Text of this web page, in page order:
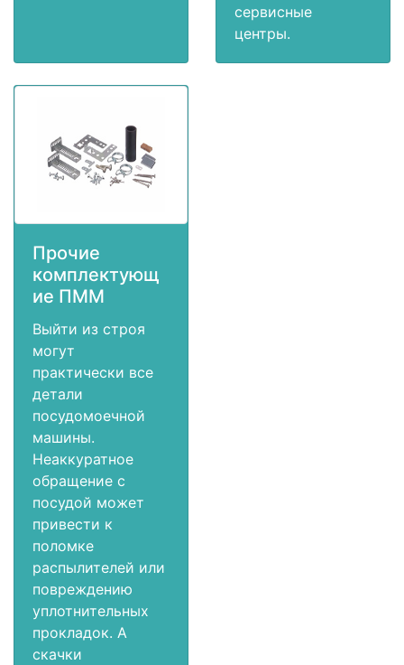
сервисные
центры.
Прочие
комплектующ
ие ПММ
Выйти из строя
могут
практически все
детали
посудомоечной
машины.
Неаккуратное
обращение с
посудой может
привести к
поломке
распылителей или
повреждению
уплотнительных
прокладок. А
скачки